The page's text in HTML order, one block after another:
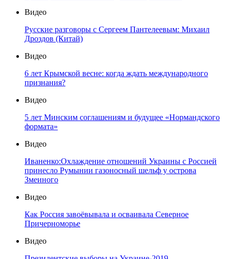
Видео
Русские разговоры с Сергеем Пантелеевым: Михаил
Дроздов (Китай)
Видео
6 лет Крымской весне: когда ждать международного
признания?
Видео
5 лет Минским соглашениям и будущее «Нормандского
формата»
Видео
Иваненко:Охлаждение отношений Украины с Россией
принесло Румынии газоносный шельф у острова
Змеиного
Видео
Как Россия завоёвывала и осваивала Северное
Причерноморье
Видео